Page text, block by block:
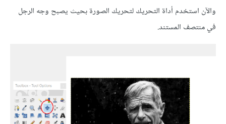
والآن استخدم أداة التحريك لتحريك الصورة بحيث يصبح وجه الرجل
في منتصف المستند.